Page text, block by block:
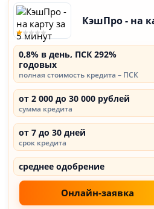
КэшПро - на
0,8% в день, ПСК 292%
годовых
полная стоимость кредита – ПСК
от 2 000 до 30 000 рублей
сумма кредита
от 7 до 30 дней
срок кредита
среднее одобрение
Онлайн-заявка